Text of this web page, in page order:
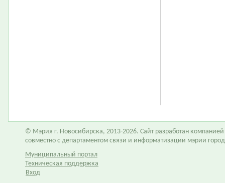
© Мэрия г. Новосибирска, 2013-2026. Сайт разработан компанией
совместно с департаментом связи и информатизации мэрии
Муниципальный портал
Техническая поддержка
Вход